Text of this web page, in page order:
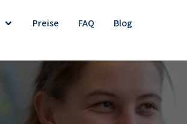
Preise FAQ Blog